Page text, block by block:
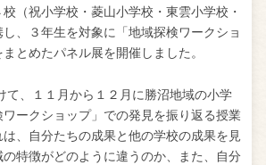
（祝小学校・菱山小学校・東雲小学校・
、３年生を対象に「地域探検ワークショ
とめたパネル展を開催しました。
、１１月から１２月に勝沼地域の小学
ークショップ」での発見を振り返る授業
、自分たちの成果と他の学校の成果を見
特徴がどのように違うのか、また、自分